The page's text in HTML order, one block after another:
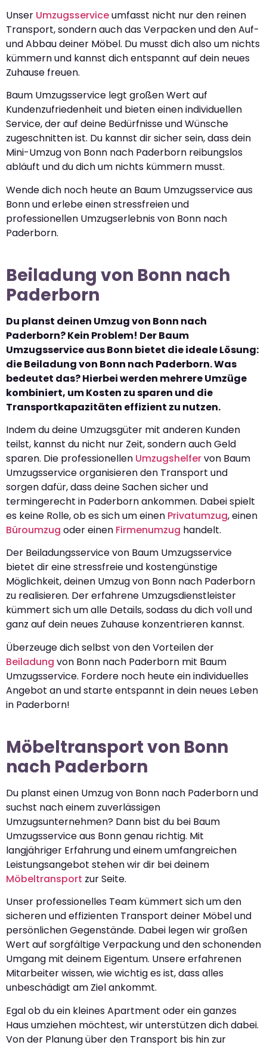
Unser Umzugsserviceumfasst nicht nur den reinen
Transport, sondern auch das Verpacken und den Auf-
und Abbau deiner Möbel. Du musst dich also um nichts
kümmern und kannst dich entspannt auf dein neues
Zuhause freuen.
Baum Umzugsservice legt großen Wert auf
Kundenzufriedenheit und bieten einen individuellen
Service, der auf deine Bedürfnisse und Wünsche
zugeschnitten ist. Du kannst dir sicher sein, dass dein
Mini-Umzug von Bonn nach Paderborn reibungslos
abläuft und du dich um nichts kümmern musst.
Wende dich noch heute an Baum Umzugsservice aus
Bonn und erlebe einen stressfreien und
professionellen Umzugserlebnis von Bonn nach
Paderborn.
Beiladung von Bonn nach
Paderborn
Du planst deinen Umzug von Bonn nach
Paderborn? Kein Problem! Der Baum
Umzugsservice aus Bonn bietet die ideale Lösung:
die Beiladung von Bonn nach Paderborn. Was
bedeutet das? Hierbei werden mehrere Umzüge
kombiniert, um Kosten zu sparen und die
Transportkapazitäten effizient zu nutzen.
Indem du deine Umzugsgüter mit anderen Kunden
teilst, kannst du nicht nur Zeit, sondern auch Geld
sparen. Die professionellen Umzugshelfervon Baum
Umzugsservice organisieren den Transport und
sorgen dafür, dass deine Sachen sicher und
termingerecht in Paderborn ankommen. Dabei spielt
es keine Rolle, ob es sich um einen Privatumzug, einen
Büroumzug oder einen Firmenumzug handelt.
Der Beiladungsservice von Baum Umzugsservice
bietet dir eine stressfreie und kostengünstige
Möglichkeit, deinen Umzug von Bonn nach Paderborn
zu realisieren. Der erfahrene Umzugsdienstleister
kümmert sich um alle Details, sodass du dich voll und
ganz auf dein neues Zuhause konzentrieren kannst.
Überzeuge dich selbst von den Vorteilen der
Beiladung von Bonn nach Paderborn mit Baum
Umzugsservice. Fordere noch heute ein individuelles
Angebot an und starte entspannt in dein neues Leben
in Paderborn!
Möbeltransport von Bonn
nach Paderborn
Du planst einen Umzug von Bonn nach Paderborn und
suchst nach einem zuverlässigen
Umzugsunternehmen? Dann bist du bei Baum
Umzugsservice aus Bonn genau richtig. Mit
langjähriger Erfahrung und einem umfangreichen
Leistungsangebot stehen wir dir bei deinem
Möbeltransport zur Seite.
Unser professionelles Team kümmert sich um den
sicheren und effizienten Transport deiner Möbel und
persönlichen Gegenstände. Dabei legen wir großen
Wert auf sorgfältige Verpackung und den schonenden
Umgang mit deinem Eigentum. Unsere erfahrenen
Mitarbeiter wissen, wie wichtig es ist, dass alles
unbeschädigt am Ziel ankommt.
Egal ob du ein kleines Apartment oder ein ganzes
Haus umziehen möchtest, wir unterstützen dich dabei.
Von der Planung über den Transport bis hin zur